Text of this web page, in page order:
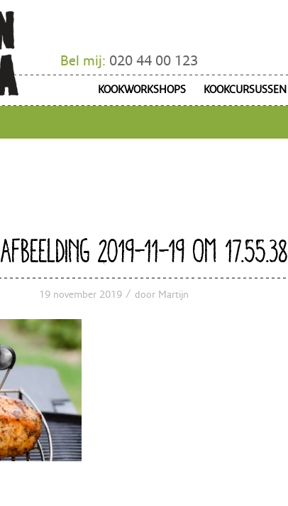
Bel mij: 020 44 00 123
KOOKWORKSHOPS KOOKCURSUSSEN
2019-11-19 OM 17.55.38
19 november 2019 / door Martijn